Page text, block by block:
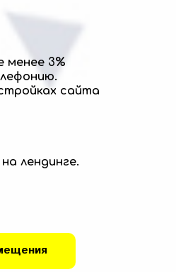
менее 3%
сайта
лендинге.